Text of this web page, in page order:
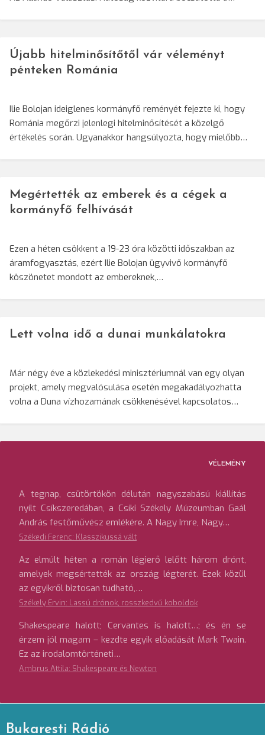
Újabb hitelminősítőtől vár véleményt
pénteken Románia
Ilie Bolojan ideiglenes kormányfő reményét fejezte ki, hogy
Románia megőrzi jelenlegi hitelminősítését a közelgő
értékelés során. Ugyanakkor hangsúlyozta, hogy mielőbb…
Megértették az emberek és a cégek a
kormányfő felhívását
Ezen a héten csökkent a 19-23 óra közötti időszakban az
áramfogyasztás, ezért Ilie Bolojan ügyvivő kormányfő
köszönetet mondott az embereknek,…
Lett volna idő a dunai munkálatokra
Már négy éve a közlekedési minisztériumnál van egy olyan
projekt, amely megvalósulása esetén megakadályozhatta
volna a Duna vízhozamának csökkenésével kapcsolatos…
VÉLEMÉNY
A tegnap, csütörtökön délután nagyszabású kiállítás
nyílt Csíkszeredában, a Csíki Székely Múzeumban Gaál
András festőművész emlékére. A Nagy Imre, Nagy…
Székedi Ferenc: Klasszikussá vált
Az elmúlt héten a román légierő lelőtt három drónt,
amelyek megsértették az ország légterét. Ezek közül
az egyikről biztosan tudható,…
Székely Ervin: Lassú drónok, rosszkedvű koboldok
Shakespeare halott; Cervantes is halott…; és én se
érzem jól magam – kezdte egyik előadását Mark Twain.
Ez az irodalomtörténeti…
Ambrus Attila: Shakespeare és Newton
Bukaresti Rádió